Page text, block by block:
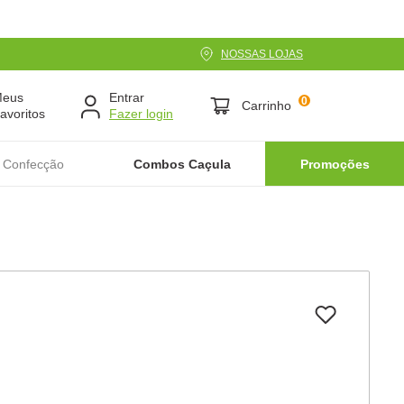
NOSSAS LOJAS
Entrar
Carrinho 0
Combos Caçula Promoções